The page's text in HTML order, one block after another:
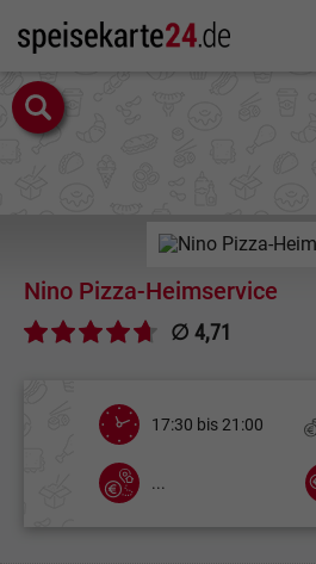
Nino Pizza-Heimservice
∅ 4,71
17:30 bis 21:00
...